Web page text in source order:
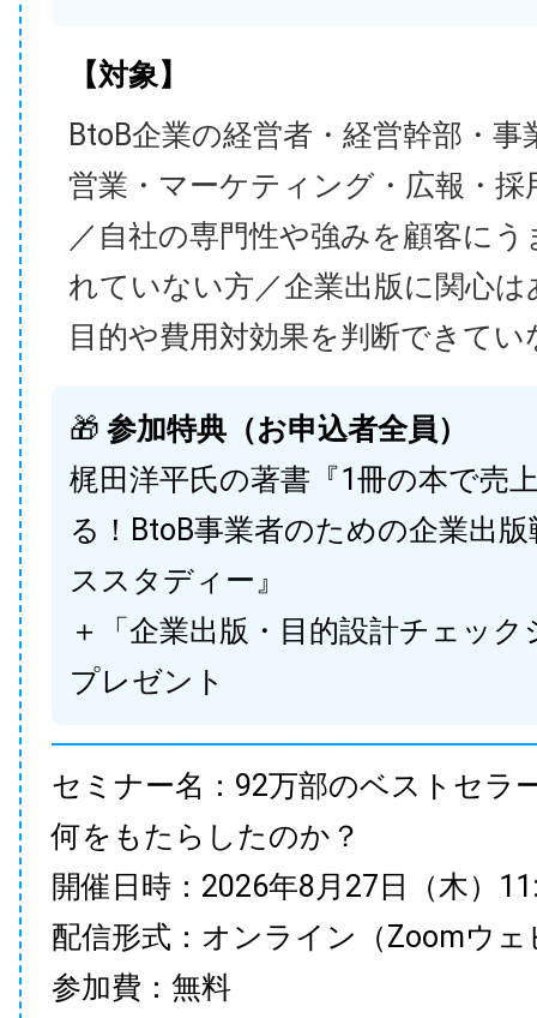
【対象】
BtoB企業の経営者・経営幹部・事
営業・マーケティング・広報・採
／自社の専門性や強みを顧客に
れていない方／企業出版に関心
目的や費用対効果を判断できてい
🎁 参加特典（お申込者全員）
梶田洋平氏の著書『1冊の本で売
る！BtoB事業者のための企業出
ススタディー』
＋「企業出版・目的設計チェック
プレゼント
セミナー名：92万部のベストセラ
何をもたらしたのか？
開催日時：2026年8月27日（木）
配信形式：オンライン（Zoomウェ
参加費：無料